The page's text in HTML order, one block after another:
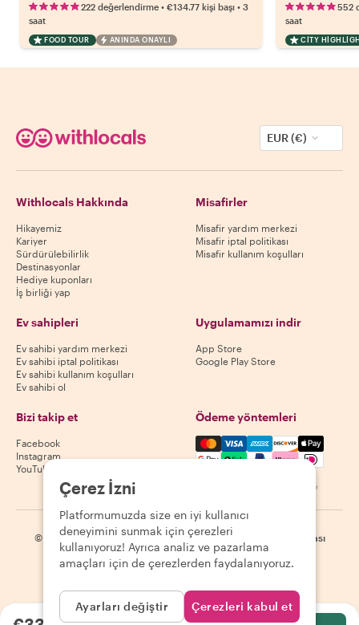
222 değerlendirme • €134.77 kişi başı • 3
saat
FOOD TOUR ANINDA ONAYLI
552
saat
CITY
EUR (€)
Withlocals Hakkında
Hikayemiz
Kariyer
Sürdürülebilirlik
Destinasyonlar
Hediye kuponları
İş birliği yap
Misafirler
Misafir yardım merkezi
Misafir iptal politikası
Misafir kullanım koşulları
Ev sahipleri
Ev sahibi yardım merkezi
Ev sahibi iptal politikası
Ev sahibi kullanım koşulları
Ev sahibi ol
Uygulamamızı indir
App Store
Google Play Store
Bizi takip et
Facebook
Instagram
YouTube
Ödeme yöntemleri
Mastercard, Visa, Amex,
Kullanılabilirlik destinasyona göre değişir
© 2026 Withlocals.com | Gizlilik Politikası | Çerezler Site haritası
Çerez İzni
Platformumuzda size en iyi kullanıcı
deneyimini sunmak için çerezleri
kullanıyoruz! Ayrıca analiz ve pazarlama
amaçları için de çerezlerden faydalanıyoruz.
Ayarları değiştir Çerezleri kabul et